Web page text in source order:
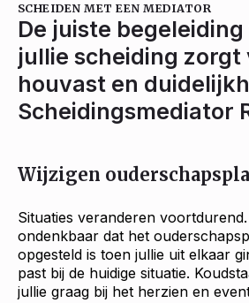
SCHEIDEN MET EEN MEDIATOR
De juiste
jullie scheiding zorgt
houvast en
Scheidingsmediator
Wijzigen
Situaties veranderen
ondenkbaar dat het
opgesteld is toen jullie uit elkaar
past bij de huidige situatie.
jullie graag bij het herzien en